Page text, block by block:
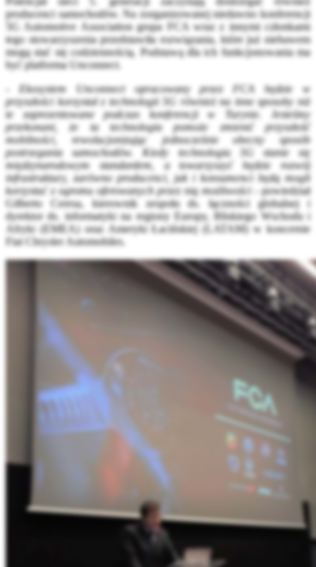
producenci samochodów. Na zorganizowanej niedawno konferencji
5G Automotive Association grupa FCA wraz z innymi członkami
tego stowarzyszenia przedstawiła rozwiązania, które już niebawem
mogą stać się codziennością. Podstawą dla ich funkcjonowania ma
być platforma Unconnect.
Ekosystem Unconnect opracowany przez FCA będzie w
przyszłości korzystał z technologii 5G również na inne sposoby niż
te zaprezentowane podczas konferencji w Turynie. Jesteśmy
przekonani, że ta technologia pomoże zmienić przyszłość
mobilności, rewolucjonizując jednocześnie obecny sposób
postrzegania samochodów. Kiedy technologia 5G stanie się
międzynarodowym standardem, a towarzyszyć będzie rozwój
infrastruktury, zarówno producenci, jak i konsumenci będą mogli
korzystać z ogromu oferowanych przez nią możliwości -powiedział
Gilberto Ceresa, kierownik zespołu ds. łączności globalnej i
dyrektor ds. informatyki na regiony Europy, Bliskiego Wschodu i
Afryki (EMEA) oraz Ameryki Łacińskiej (LATAM) w koncernie
Fiat Chrysler Automobiles.